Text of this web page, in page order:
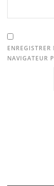
NAVIGATEUR